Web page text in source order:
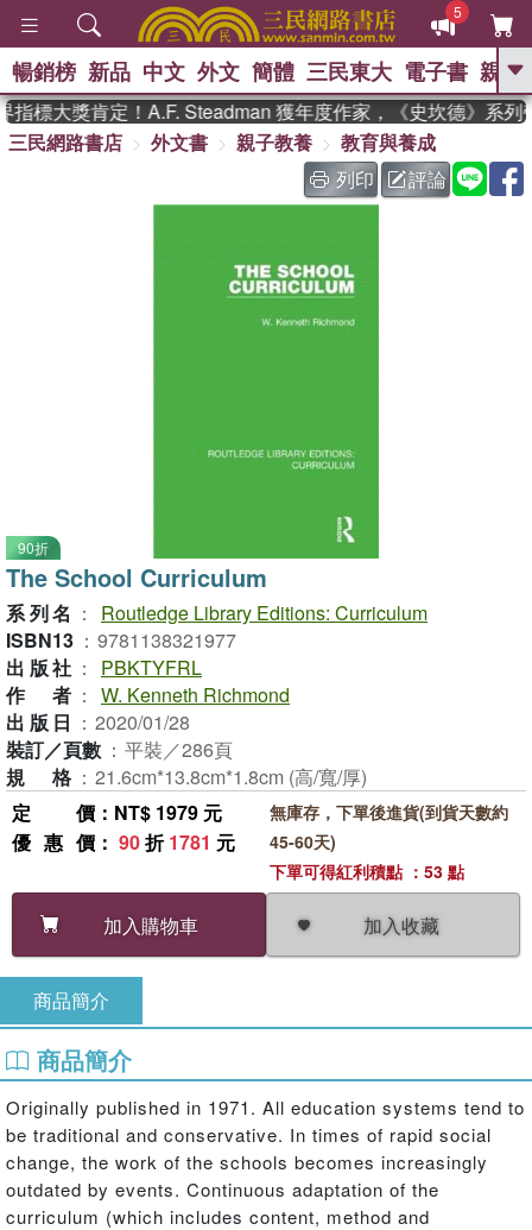
5
GO
熱搜： 東野圭吾 、 高希均教授回憶錄
The Odyssey 、 父親節 、 如果歷
史是一群喵 、 暑期推薦 、 國際布克
偉大的迷走神經
暢銷榜 新品 中文 外文 簡體 三民東大 電子書 親子
標大獎肯定！A.F. Steadman 獲年度作家，《史坎德》系列
三民網路書店
外文書 親子教養
教育與養成
列印
評論
90折
The School Curriculum
系列名 ：
Routledge Library Editions: Curriculum
ISBN13 ： 9781138321977
出版社 ：
PBKTYFRL
作者 ： W. Kenneth Richmond
出版日 ： 2020/01/28
裝訂／頁數 ： 平裝／286頁
規格 ： 21.6cm*13.8cm*1.8cm (高/寬/厚)
定價 ：NT$ 1979 元
優惠價 ： 90折1781 元
加入購物車 加入收藏
無庫存，下單後進貨(到貨天數約
45-60天)
下單可得紅利積點 ：53 點
商品簡介
商品簡介
Originally published in 1971. All education systems tend to
be traditional and conservative. In times of rapid social
change, the work of the schools becomes increasingly
outdated by events. Continuous adaptation of the
curriculum (which includes content, method and